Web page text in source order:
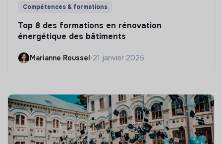
Compétences & formations
Top 8 des formations en rénovation
énergétique des bâtiments
Marianne Roussel•21 janvier 2025